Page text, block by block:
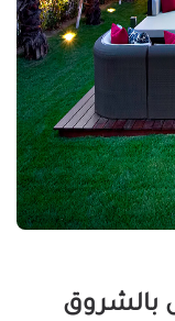
كاش بالشروق